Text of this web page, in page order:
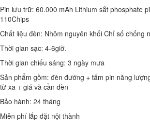
Laptop Dell Latitude E7270 - Intel Core i5-
SSD256G- 12.5' CẢM ỨNG FHD
9.100.000 đ
Laptop Dell Latitude E7270 - Intel Core i7-
SSD128G- 12.5'
8.500.000 đ7,900,000 đ
Laptop Dell Latitude E7270 - Intel Core i5 -
SSD128G- 12.5'
7.900.000 đ7,400,000 đ
Pin lưu trữ: 60.000 mAh Lithium sắt phosphate
110Chips
Chất liệu đèn: Nhôm nguyên khối Chỉ số chống
Thời gian sạc: 4-6giờ.
Thời gian chiếu sáng: 3 ngày mưa
Sản phẩm gồm: đèn đường + tấm pin năng
từ xa + giá và cần đèn
Bảo hành: 24 tháng
Miễn phí lắp đặt nội thành